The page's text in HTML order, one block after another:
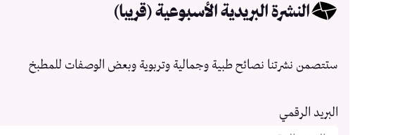
النشرة البريدية الأسبوعية (قريبا)
ستتصمن نشرتنا نصائح طبية وجمالية وتربوية وبعض الوصفات للمطبخ
البريد الرقمي